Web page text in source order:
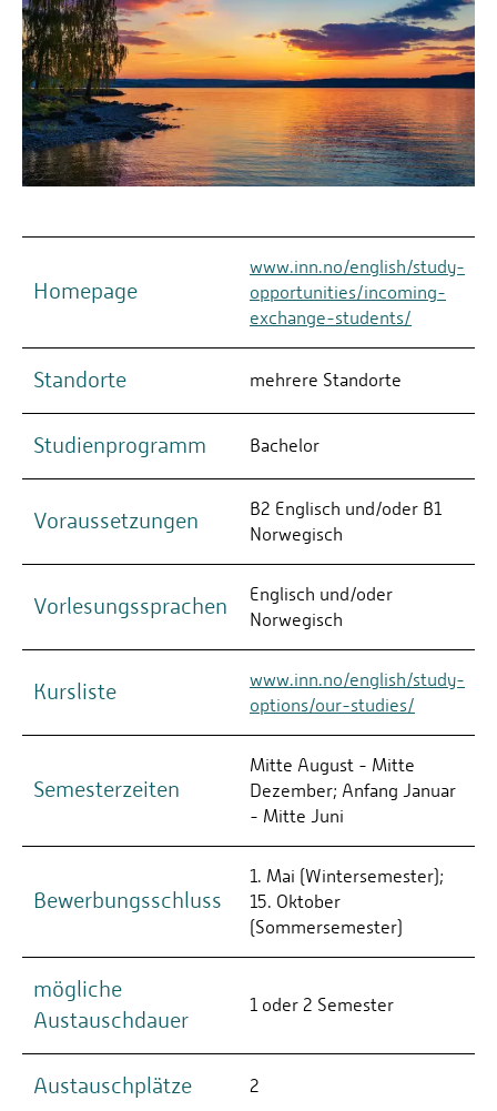
Homepage
www.inn.no/english/study-
opportunities/incoming-
exchange-students/
Standorte mehrere Standorte
Studienprogramm Bachelor
Voraussetzungen
B2 Englisch und/oder B1
Norwegisch
Vorlesungssprachen
Englisch und/oder
Norwegisch
Kursliste
www.inn.no/english/study-
options/our-studies/
Semesterzeiten
Mitte August - Mitte
Dezember; Anfang Januar
- Mitte Juni
Bewerbungsschluss
1. Mai (Wintersemester);
15. Oktober
(Sommersemester)
mögliche
Austauschdauer
1 oder 2 Semester
Austauschplätze 2